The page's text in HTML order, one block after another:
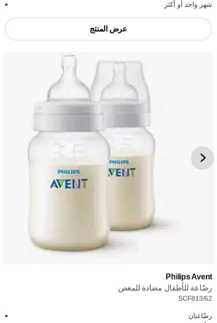
شهر واحد أو أكثر
عرض المنتج
Philips Avent
رضّاعة للأطفال مضادة للمغص
SCF813/62
رضّاعتان